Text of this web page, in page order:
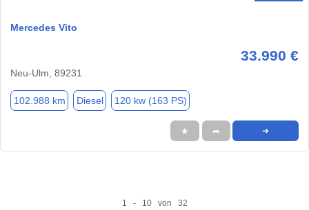
Mercedes Vito
33.990 €
Neu-Ulm, 89231
102.988 km Diesel 120 kw (163 PS)
★ ➦ ➜
1 - 10 von 32